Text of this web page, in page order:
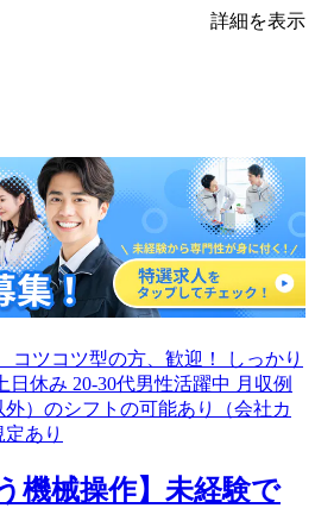
詳細を表示
機械操作】未経験で